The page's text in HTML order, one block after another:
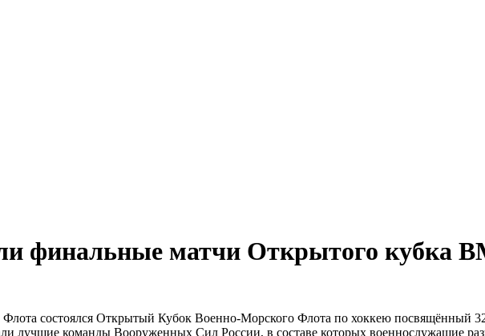
финальные матчи Открытого кубка
состоялся Открытый Кубок Военно-Морского Флота по хоккею посвящённый
лучшие команды Вооруженных Сил России, в составе которых военнослужащие